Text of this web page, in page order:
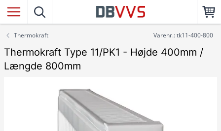
Thermokraft Varenr.: tk11-400-800
Thermokraft Type 11/PK1 - Højde 400mm /
Længde 800mm